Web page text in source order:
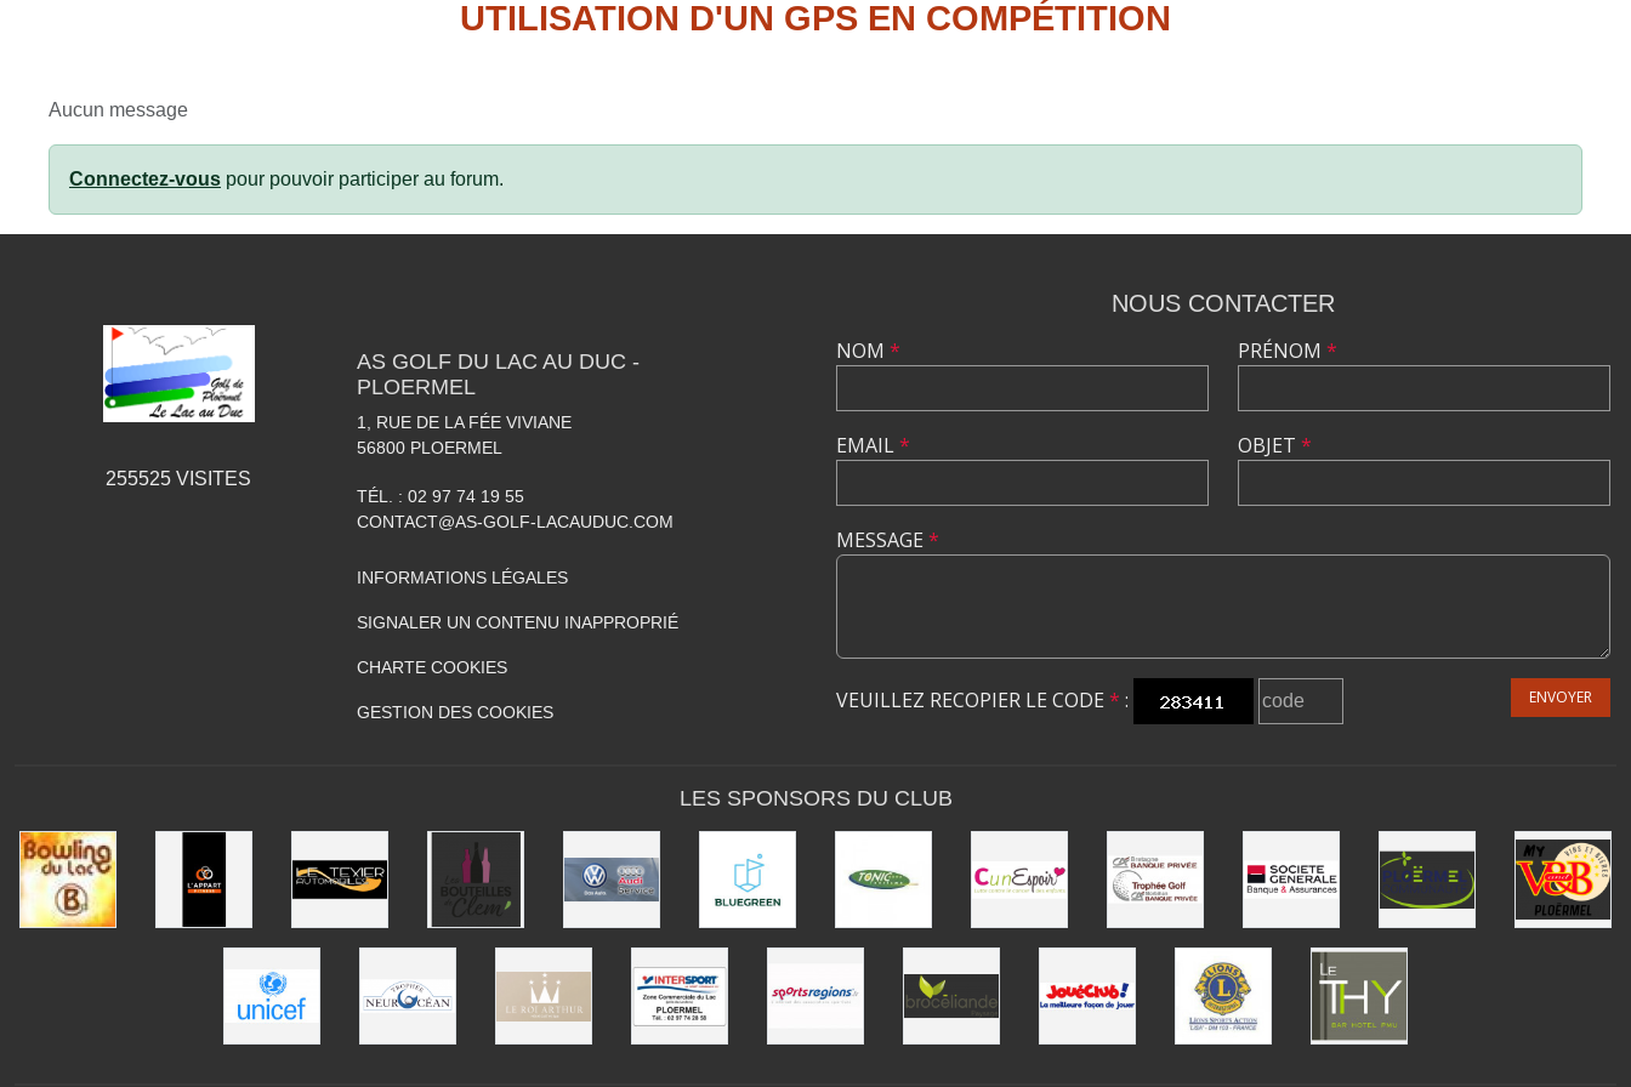
UTILISATION D'UN GPS EN COMPÉTITION
Aucun message
Connectez-vous pour pouvoir participer au forum.
255525 VISITES
AS GOLF DU LAC AU DUC -
PLOERMEL
1, RUE DE LA FÉE VIVIANE
56800 PLOERMEL
TÉL. : 02 97 74 19 55
CONTACT@AS-GOLF-LACAUDUC.COM
INFORMATIONS LÉGALES
SIGNALER UN CONTENU INAPPROPRIÉ
CHARTE COOKIES
GESTION DES COOKIES
NOUS CONTACTER
NOM *
EMAIL*
PRÉNOM *
OBJET *
MESSAGE *
VEUILLEZ RECOPIER LE CODE * : ENVOYER
LES SPONSORS DU CLUB